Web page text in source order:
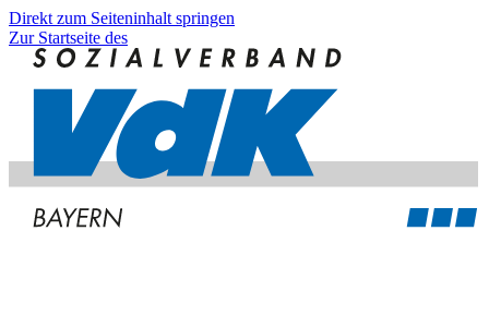
Direkt zum Seiteninhalt springen
Zur Startseite des